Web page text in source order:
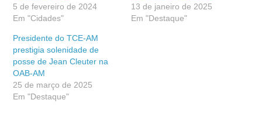
5 de fevereiro de 2024
Em "Cidades"
13 de janeiro de 2025
Em "Destaque"
Presidente do TCE-AM
prestigia solenidade de
posse de Jean Cleuter na
OAB-AM
25 de março de 2025
Em "Destaque"